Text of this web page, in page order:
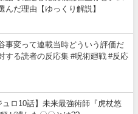
んだ理由【ゆっくり解説】
事変って連載当時どういう評価だ
る読者の反応集 #呪術廻戦 #反応
ュロ10話】未来最強術師『虎杖悠